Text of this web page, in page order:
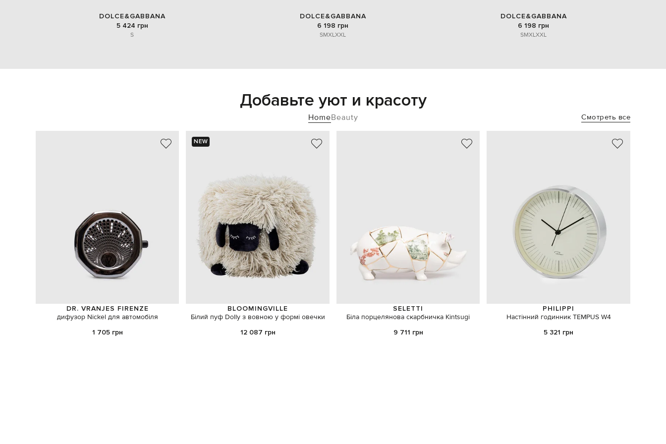
DOLCE&GABBANA
5 424 грн
S
DOLCE&GABBANA
6 198 грн
SMXLXXL
DOLCE&GABBANA
6 198 грн
SMXLXXL
Добавьте уют и красоту
HomeBeauty Смотреть все
DR. VRANJES FIRENZE
дифузор Nickel для автомобіля
1 705 грн
NEW
BLOOMINGVILLE
Білий пуф Dolly з вовною у формі овечки
12 087 грн
SELETTI
Біла порцелянова скарбничка Kintsugi
9 711 грн
PHILIPPI
Настінний годинник TEMPUS W4
5 321 грн